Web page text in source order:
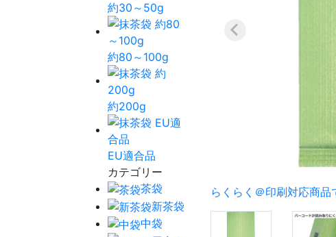
約30～50g
約80～100g
約200g
EU適合品
カテゴリー
茶袋
新茶袋
中袋
らくらく＠印刷対応商品